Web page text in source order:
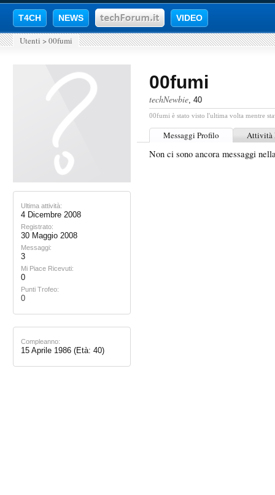
T4CH NEWS VIDEO
Utenti > 00fumi
Ultima attività:
4 Dicembre 2008
Registrato:
30 Maggio 2008
Messaggi:
3
Mi Piace Ricevuti:
0
Punti Trofeo:
0
Compleanno:
15 Aprile 1986 (Età: 40)
00fumi
techNewbie, 40
00fumi è stato visto l'ultima volta mentre
Messaggi Profilo Attività
Non ci sono ancora messaggi